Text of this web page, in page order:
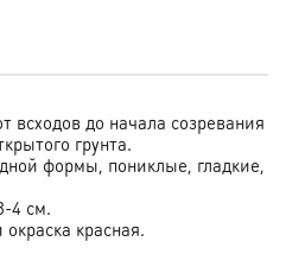
всходов до начала созревания
грунта.
формы, пониклые, гладкие,
4 см.
красная.